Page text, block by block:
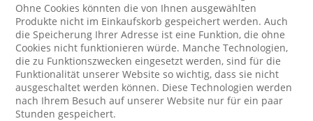
Ohne Cookies könnten die von Ihnen ausgewählten
Produkte nicht im Einkaufskorb gespeichert werden. Auch
die Speicherung Ihrer Adresse ist eine Funktion, die ohne
Cookies nicht funktionieren würde. Manche Technologien,
die zu Funktionszwecken eingesetzt werden, sind für die
Funktionalität unserer Website so wichtig, dass sie nicht
ausgeschaltet werden können. Diese Technologien werden
nach Ihrem Besuch auf unserer Website nur für ein paar
Stunden gespeichert.